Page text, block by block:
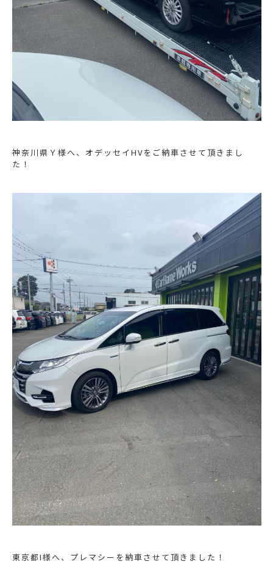
神奈川県Ｙ様へ、オデッセイHVをご納車させて頂きまし
た！
東京都I様へ、プレマシーを納車させて頂きました！